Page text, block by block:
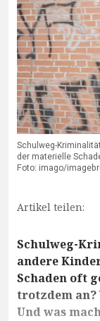
Schulweg-
der materielle
Foto: imago/
Artikel teilen:
Schulweg-
andere
Schaden oft
trotzdem
Und was